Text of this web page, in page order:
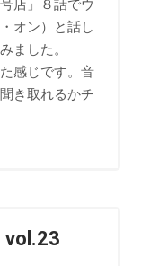
店」８話でウ
オン）と話し
ました。
感じです。音
き取れるかチ
vol.23